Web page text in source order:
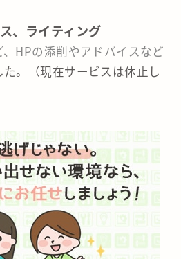
、ライティング
HPの添削やアドバイスなど
た。（現在サービスは休止し